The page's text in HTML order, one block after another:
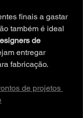
finais a gastar
também é ideal
de
entregar
fabricação.
de projetos